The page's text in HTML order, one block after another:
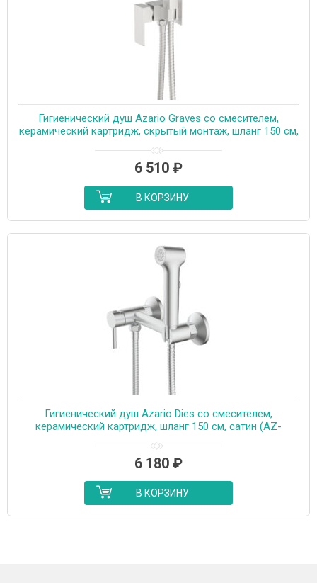
Гигиенический душ Azario Graves со смесителем,
керамический картридж, скрытый монтаж, шланг 150 см,
6 510 ₽
В КОРЗИНУ
Гигиенический душ Azario Dies со смесителем,
керамический картридж, шланг 150 см, сатин (AZ-
6 180 ₽
В КОРЗИНУ